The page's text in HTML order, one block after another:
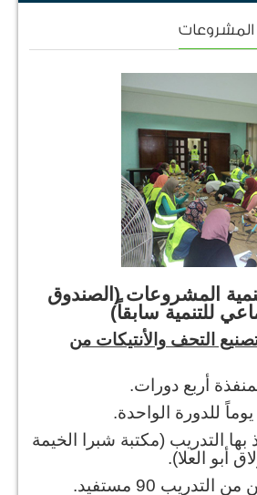
المشروعات
تنمية المشروعات (الصندوق
للتنمية سابقاً)
التحف والأنتيكات من
بها التدريب (مكتبة شبرا الخيمة
أبو العلا).